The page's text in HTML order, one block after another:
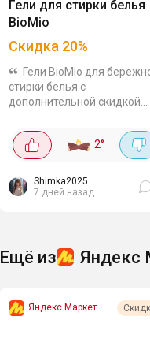
Гели для стирки белья
BioMio
Скидка 20%
Гели BioMio для
стирки белья с
дополнительной скидкой
разных типов тканей.
Собрала подборку: для
детского белья, 900мл за
389₽. Гель 0+,...
2°
Shimka2025
7 дней назад
Ещё из Яндекс
Яндекс Маркет